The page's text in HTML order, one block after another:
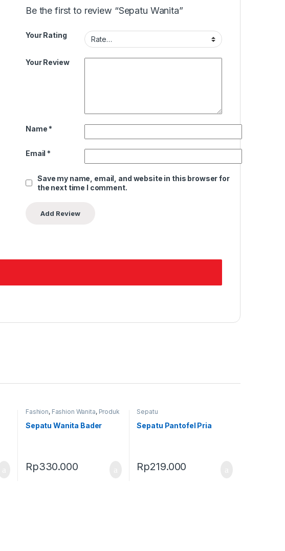
Be the first to review “Sepatu Wanita”
Your Rating
Your Review
Name *
Email *
Save my name, email, and website in this browser for
the next time I comment.
Fashion, Fashion Wanita, Produk
Terbaru,
Sepatu Wanita Bader
Rp330.000
Sepatu
Sepatu Pantofel Pria
Rp219.000